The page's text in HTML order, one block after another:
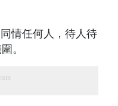
情任何人，待人待
。